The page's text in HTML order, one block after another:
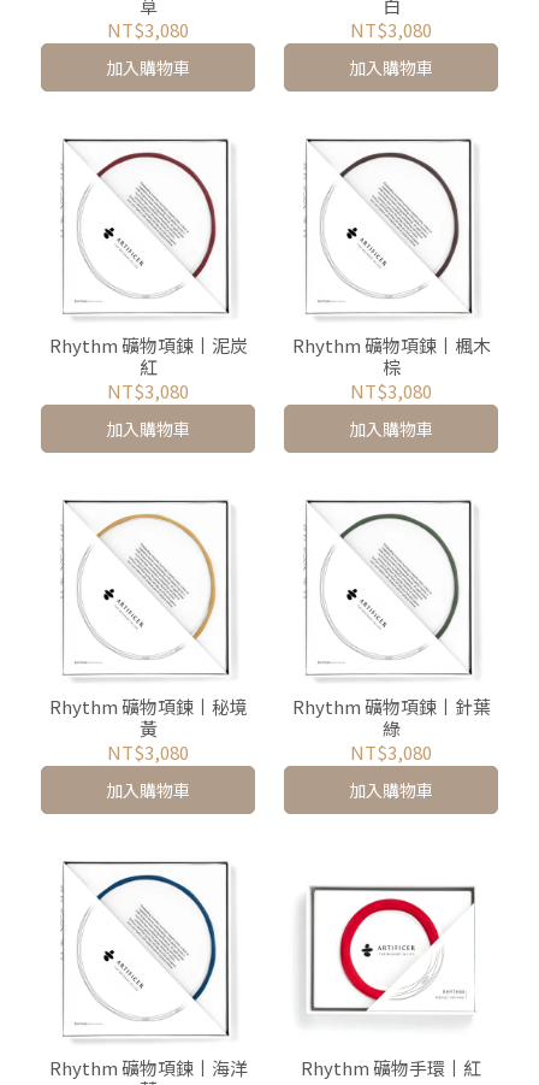
草
NT$3,080
加入購物車
白
NT$3,080
加入購物車
Rhythm 礦物項鍊丨泥炭
紅
NT$3,080
加入購物車
Rhythm 礦物項鍊丨楓木
棕
NT$3,080
加入購物車
Rhythm 礦物項鍊丨秘境
黃
NT$3,080
加入購物車
Rhythm 礦物項鍊丨針葉
綠
NT$3,080
加入購物車
Rhythm 礦物項鍊丨海洋
Rhythm 礦物手環丨紅